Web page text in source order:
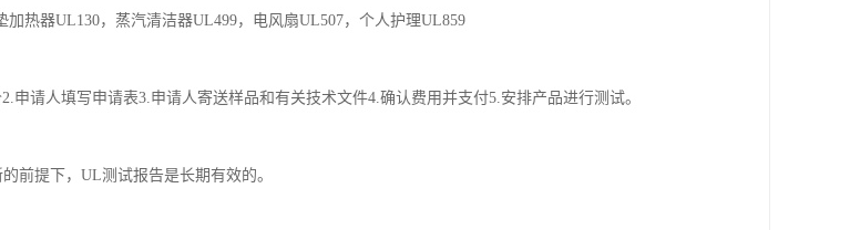
加热器UL130，蒸汽清洁器UL499，电风扇UL507，个人护理UL859
申请人填写申请表3.申请人寄送样品和有关技术文件4.确认费用并支付5.安排产品进行测试。
前提下，UL测试报告是长期有效的。